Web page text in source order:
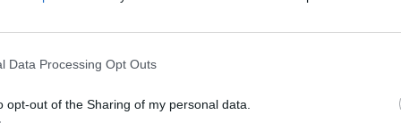
Data Processing Opt Outs
opt-out of the Sharing of my personal data.
indicador sintético
Europea publica un indicador sintético, el RIS